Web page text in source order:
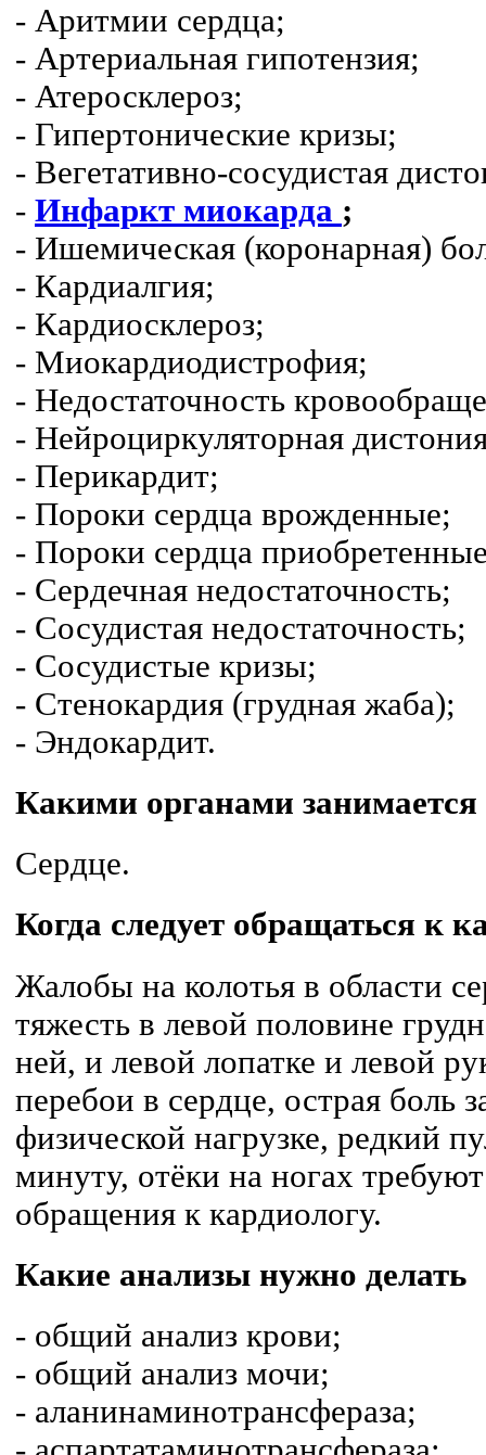
- Аритмии сердца;
- Артериальная гипотензия;
- Атеросклероз;
- Гипертонические кризы;
- Вегетативно-сосудистая
- Инфаркт миокарда ;
- Ишемическая (коронарная)
- Кардиалгия;
- Кардиосклероз;
- Миокардиодистрофия;
- Недостаточность
- Нейроциркуляторная
- Перикардит;
- Пороки сердца врожденные;
- Пороки сердца
- Сердечная недостаточность;
- Сосудистая недостаточность;
- Сосудистые кризы;
- Стенокардия (грудная жаба);
- Эндокардит.
Какими органами занимается
Сердце.
Когда следует обращаться к
Жалобы на колотья в области
тяжесть в левой половине
ней, и левой лопатке и левой
перебои в сердце, острая боль
физической нагрузке, редкий
минуту, отёки на ногах
обращения к кардиологу.
Какие анализы нужно делать
- общий анализ крови;
- общий анализ мочи;
- аланинаминотрансфераза;